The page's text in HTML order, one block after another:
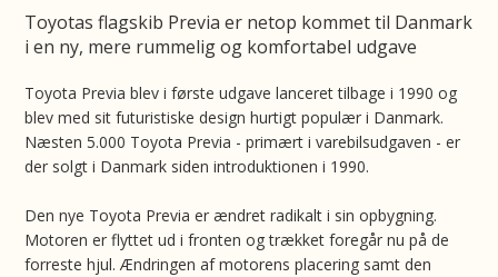
Toyotas flagskib Previa er netop kommet til Danmark
i en ny, mere rummelig og komfortabel udgave
Toyota Previa blev i første udgave lanceret tilbage i 1990 og
blev med sit futuristiske design hurtigt populær i Danmark.
Næsten 5.000 Toyota Previa - primært i varebilsudgaven - er
der solgt i Danmark siden introduktionen i 1990.
Den nye Toyota Previa er ændret radikalt i sin opbygning.
Motoren er flyttet ud i fronten og trækket foregår nu på de
forreste hjul. Ændringen af motorens placering samt den